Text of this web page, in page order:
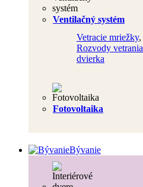
Ventilačný systém
Vetracie mriežky,
Rozvody vetrania
dvierka
Fotovoltaika
Bývanie